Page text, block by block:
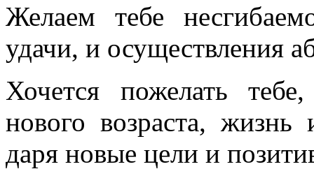
Желаем тебе
удачи, и осуществления
Хочется пожелать
нового возраста, жизнь
даря новые цели и